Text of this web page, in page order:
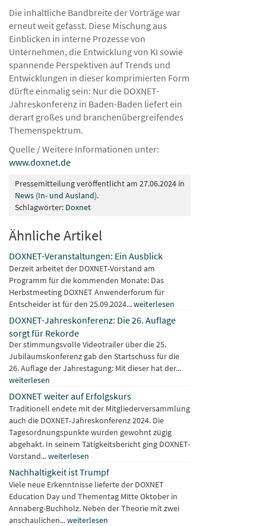
Die inhaltliche Bandbreite der Vorträge war
erneut weit gefasst. Diese Mischung aus
Einblicken in interne Prozesse von
Unternehmen, die Entwicklung von KI sowie
spannende Perspektiven auf Trends und
Entwicklungen in dieser komprimierten Form
dürfte einmalig sein: Nur die DOXNET-
Jahreskonferenz in Baden-Baden liefert ein
derart großes und branchenübergreifendes
Themenspektrum.
Quelle / Weitere Informationen unter:
www.doxnet.de
Pressemitteilung veröffentlicht am 27.06.2024 in
News (In- und Ausland).
Schlagwörter: Doxnet
Ähnliche Artikel
DOXNET-Veranstaltungen: Ein Ausblick
Derzeit arbeitet der DOXNET-Vorstand am
Programm für die kommenden Monate: Das
Herbstmeeting DOXNET Anwenderforum für
Entscheider ist für den 25.09.2024...weiterlesen
DOXNET-Jahreskonferenz: Die 26. Auflage
sorgt für Rekorde
Der stimmungsvolle Videotrailer über die 25.
Jubiläumskonferenz gab den Startschuss für die
26. Auflage der Jahrestagung: Mit dieser hat der...
weiterlesen
DOXNET weiter auf Erfolgskurs
Traditionell endete mit der Mitgliederversammlung
auch die DOXNET-Jahreskonferenz 2024. Die
Tagesordnungspunkte wurden gewohnt zügig
abgehakt. In seinem Tätigkeitsbericht ging DOXNET-
Vorstand...weiterlesen
Nachhaltigkeit ist Trumpf
Viele neue Erkenntnisse lieferte der DOXNET
Education Day und Thementag Mitte Oktober in
Annaberg-Buchholz. Neben der Theorie mit zwei
anschaulichen...weiterlesen